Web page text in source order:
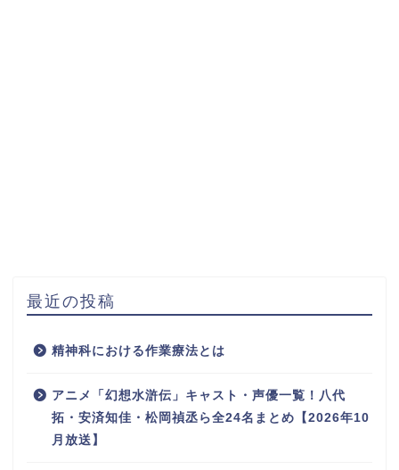
最近の投稿
精神科における作業療法とは
アニメ「幻想水滸伝」キャスト・声優一覧！八代
拓・安済知佳・松岡禎丞ら全24名まとめ【2026年10
月放送】